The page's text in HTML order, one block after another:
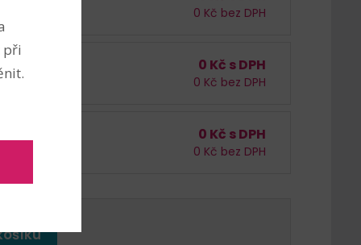
0 Kč bez DPH
bal. (1 sáček) 0 Kč s DPH
0 Kč bez DPH
0 Kč s DPH
0 Kč bez DPH
při